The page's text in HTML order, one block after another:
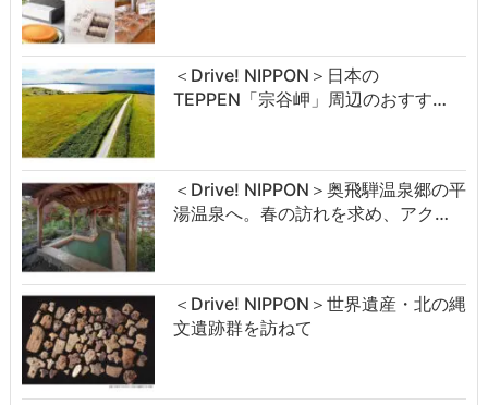
＜Drive! NIPPON＞日本の
TEPPEN「宗谷岬」周辺のおすす…
＜Drive! NIPPON＞奥飛騨温泉郷の平
湯温泉へ。春の訪れを求め、アク…
＜Drive! NIPPON＞世界遺産・北の縄
文遺跡群を訪ねて